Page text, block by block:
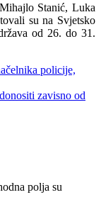
Stanić, Luka
su na Svjetsko
od 26. do 31.
policije,
zavisno od
polja su